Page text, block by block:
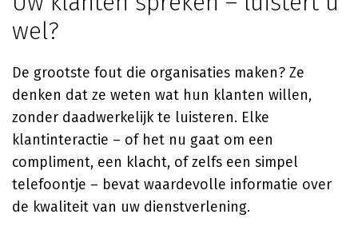
wel?
De grootste fout die organisaties maken? Ze
denken dat ze weten wat hun klanten willen,
zonder daadwerkelijk te luisteren. Elke
klantinteractie – of het nu gaat om een
compliment, een klacht, of zelfs een simpel
telefoontje – bevat waardevolle informatie over
de kwaliteit van uw dienstverlening.